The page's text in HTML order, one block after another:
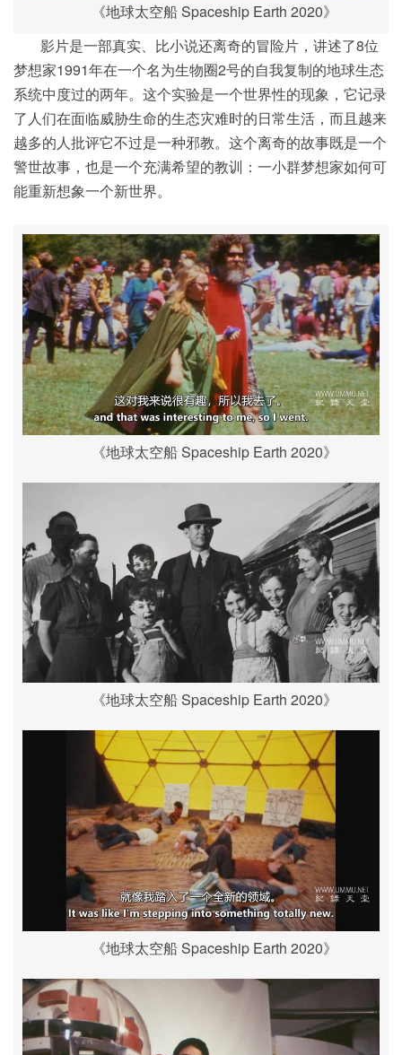
《地球太空船 Spaceship Earth 2020》
影片是一部真实、比小说还离奇的冒险片，讲述了8位
梦想家1991年在一个名为生物圈2号的自我复制的地球生态
系统中度过的两年。这个实验是一个世界性的现象，它记录
了人们在面临威胁生命的生态灾难时的日常生活，而且越来
越多的人批评它不过是一种邪教。这个离奇的故事既是一个
警世故事，也是一个充满希望的教训：一小群梦想家如何可
能重新想象一个新世界。
《地球太空船 Spaceship Earth 2020》
《地球太空船 Spaceship Earth 2020》
《地球太空船 Spaceship Earth 2020》